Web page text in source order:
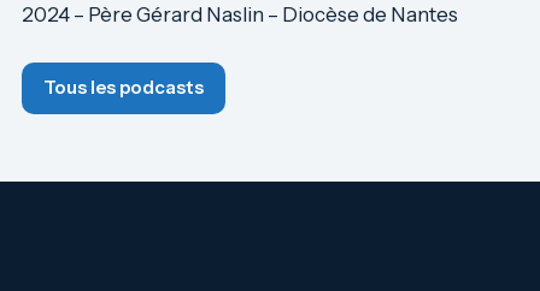
2024 – Père Gérard Naslin – Diocèse de Nantes
Tous les podcasts